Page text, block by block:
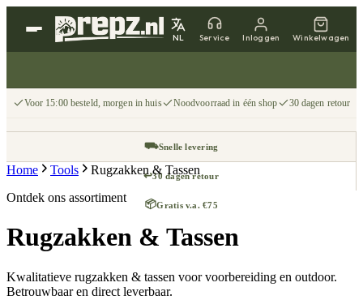
NL Service Inloggen Winkelwagen
Voor 15:00 besteld, morgen in huis Noodvoorraad in één shop 30 dagen retour
⛟Snelle levering
↩30 dagen retour
📦Gratis v.a. €75
Home Tools
Rugzakken & Tassen
Ontdek ons assortiment
Rugzakken & Tassen
Kwalitatieve rugzakken & tassen voor voorbereiding en outdoor.
Betrouwbaar en direct leverbaar.